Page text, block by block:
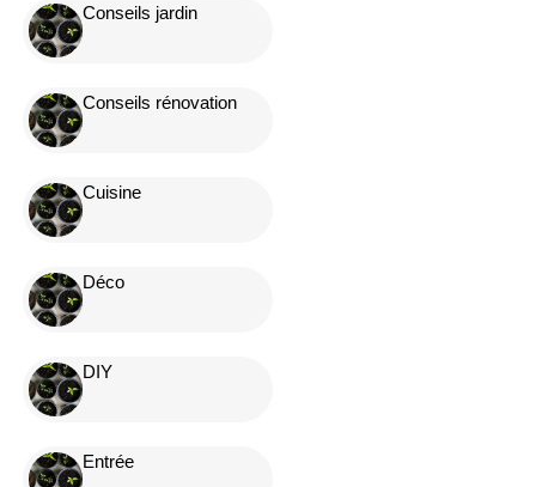
Conseils jardin
Conseils rénovation
Cuisine
Déco
DIY
Entrée